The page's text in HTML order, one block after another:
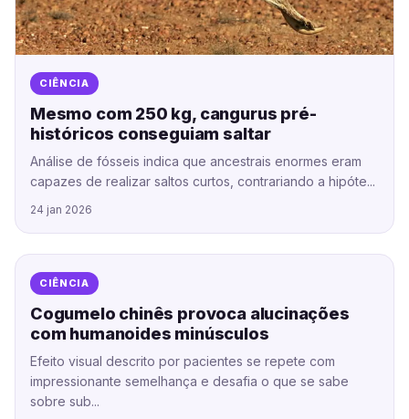
CIÊNCIA
Mesmo com 250 kg, cangurus pré-
históricos conseguiam saltar
Análise de fósseis indica que ancestrais enormes eram
capazes de realizar saltos curtos, contrariando a hipóte...
24 jan 2026
CIÊNCIA
Cogumelo chinês provoca alucinações
com humanoides minúsculos
Efeito visual descrito por pacientes se repete com
impressionante semelhança e desafia o que se sabe
sobre sub...